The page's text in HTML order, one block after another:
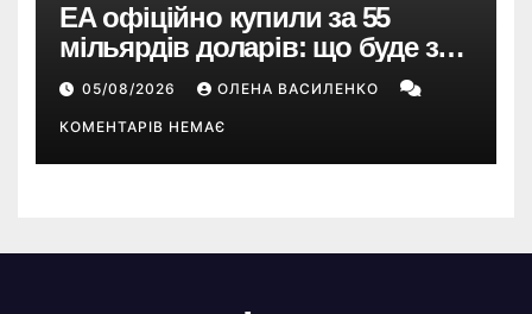
EA офіційно купили за 55
мільярдів доларів: що буде з
EA Sports FC, Battlefield і The
Sims
05/08/2026 ОЛЕНА ВАСИЛЕНКО
КОМЕНТАРІВ НЕМАЄ